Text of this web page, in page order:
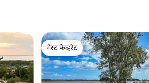
गेस्ट फेव्हरेट
गेस्ट फेव्हरेट